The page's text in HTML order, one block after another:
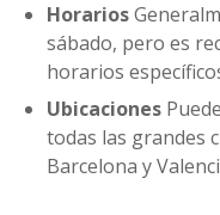
Horarios
sábado, pero es
horarios
Ubicaciones
todas las grandes
Barcelona y